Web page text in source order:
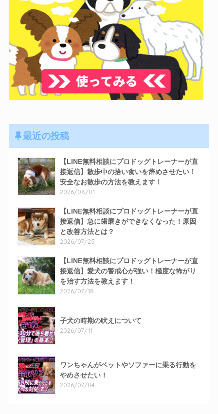
最近の投稿
【LINE無料相談にプロドッグトレーナーが直
接返信】散歩中の拾い食いを辞めさせたい！
安全なお散歩の方法を教えます！
2026/08/01
【LINE無料相談にプロドッグトレーナーが直
接返信】急に歯磨きができなくなった！原因
と改善方法とは？
2026/07/25
【LINE無料相談にプロドッグトレーナーが直
接返信】愛犬の警戒心が強い！極度な怖がり
を治す方法を教えます！
2026/07/18
子犬の時期の吠えについて
2026/07/11
ワンちゃんがベットやソファーに乗る行動を
やめさせたい！
2026/07/04